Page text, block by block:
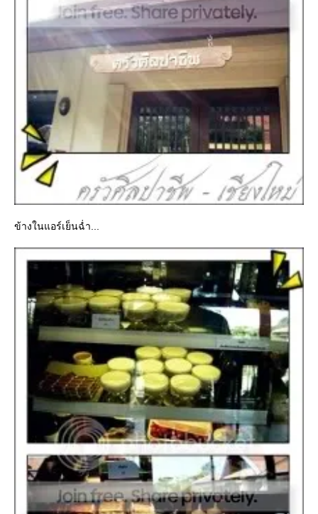
ข้างในแอร์เย็นฉ่ำ...